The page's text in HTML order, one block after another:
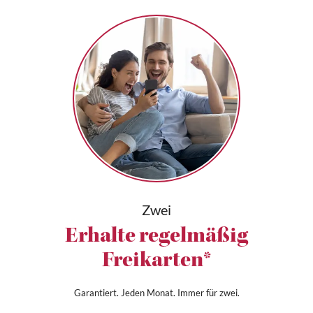
Zwei
Erhalte regelmäßig
Freikarten*
Garantiert. Jeden Monat. Immer für zwei.